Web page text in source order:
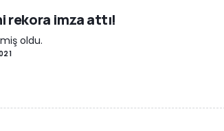
rekora imza attı!
oldu.